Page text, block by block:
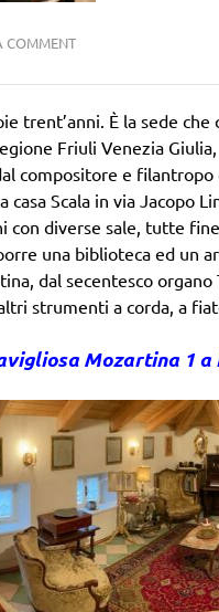
COMMENT
trent’anni. È la sede
Friuli Venezia
compositore e filantropo
Scala in via Jacopo
con diverse sale, tutte
una biblioteca ed un
dal secentesco
strumenti a corda, a
Mozartina 1 a